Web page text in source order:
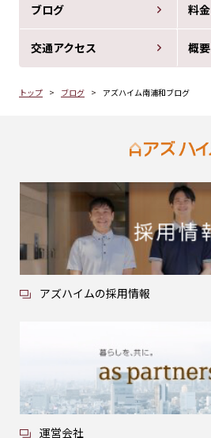
ブログ 料金
交通アクセス 概要
トップ ブログ アズハイム南浦和ブログ
アズハイムの採用情報
運営会社